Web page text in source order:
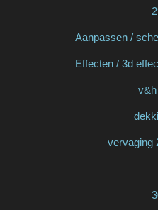
Aanpassen /
Effecten / 3d
vervaging